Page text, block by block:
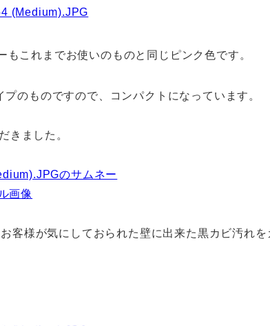
もこれまでお使いのものと同じピンク色です。
のものですので、コンパクトになっています。
きました。
客様が気にしておられた壁に出来た黒カビ汚れを